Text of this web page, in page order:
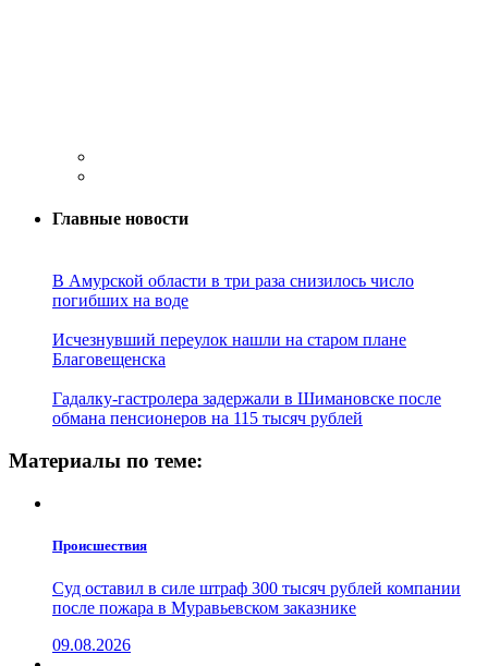
Главные новости
В Амурской области в три раза снизилось число
погибших на воде
Исчезнувший переулок нашли на старом плане
Благовещенска
Гадалку-гастролера задержали в Шимановске после
обмана пенсионеров на 115 тысяч рублей
Материалы по теме:
Проиcшествия
Суд оставил в силе штраф 300 тысяч рублей компании
после пожара в Муравьевском заказнике
09.08.2026